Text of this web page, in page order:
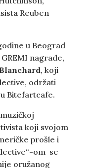
Reuben
u Beograd
nagrade,
, koji
održati
Bitefartcafe.
koji svojom
prošle i
om se
oružanog